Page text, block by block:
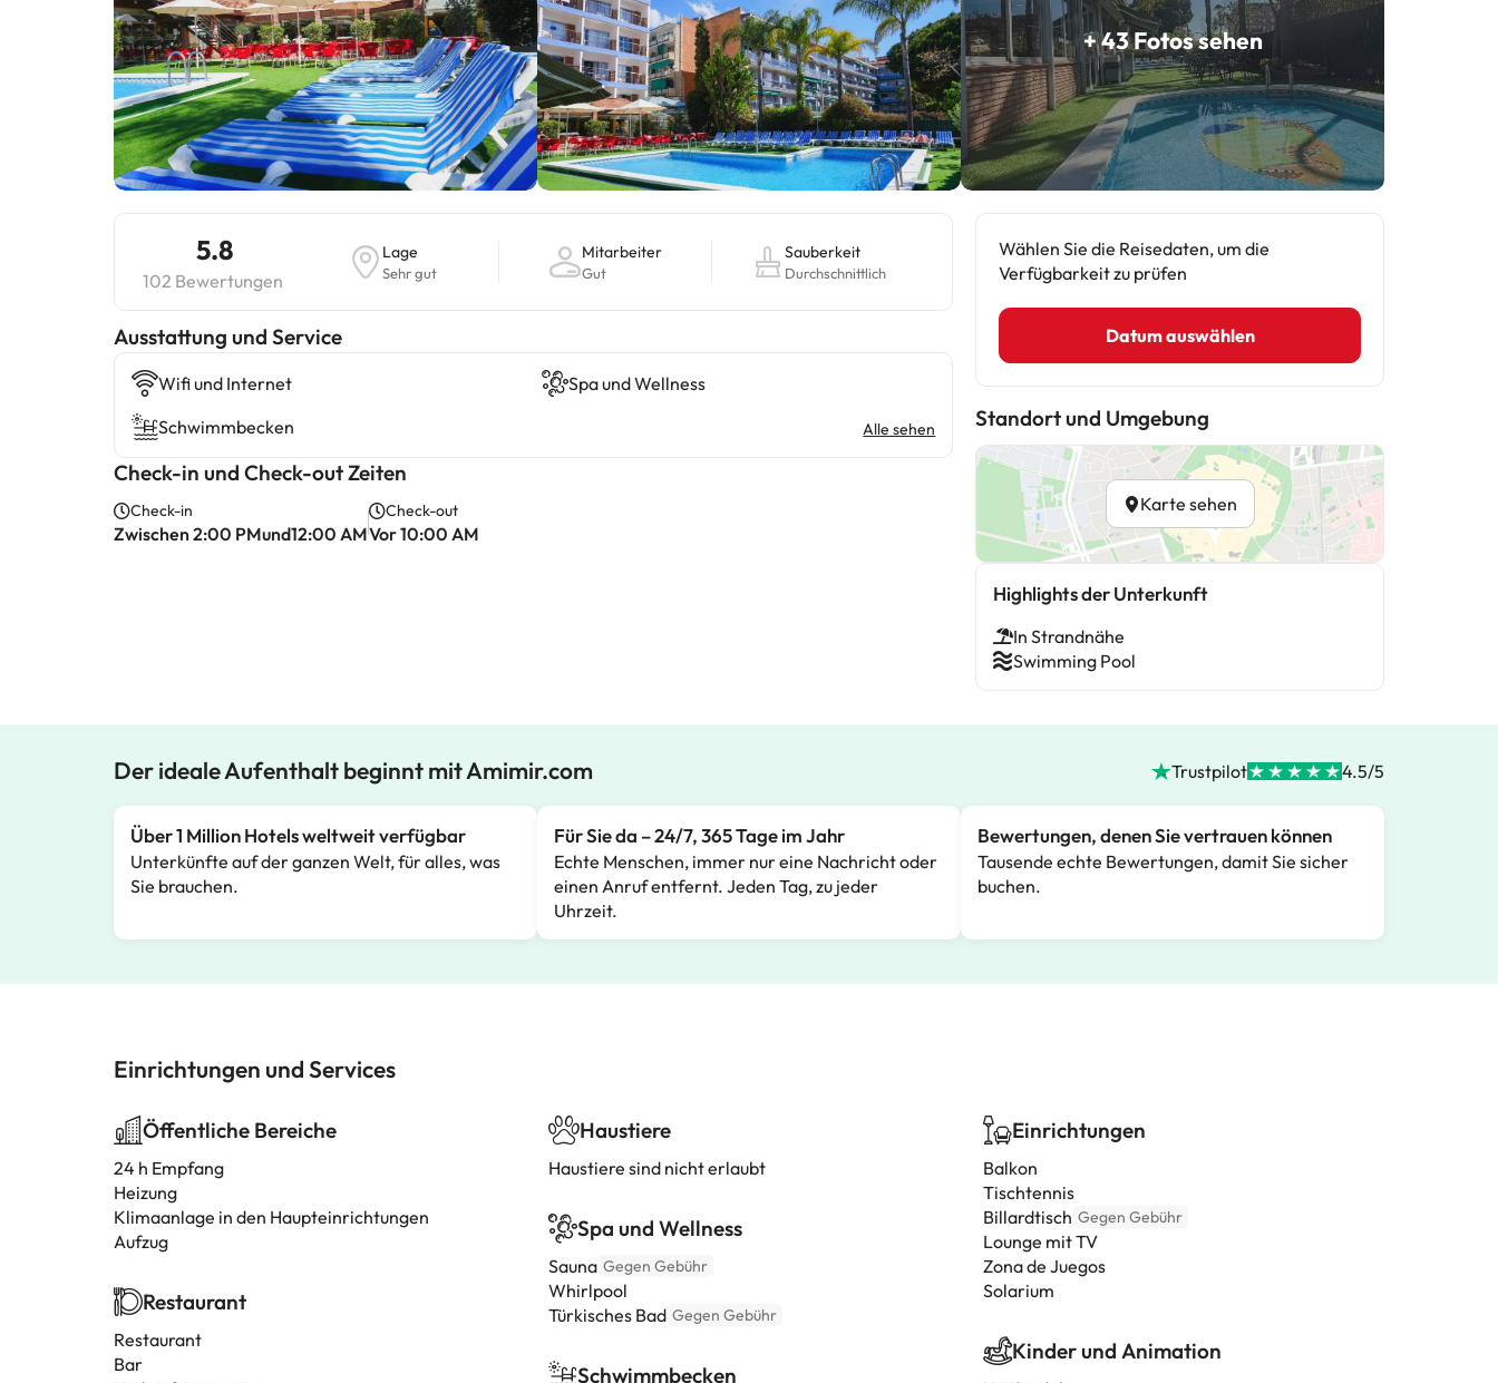
+ 43 Fotos sehen
5.8
102 Bewertungen
Lage
Sehr gut
Mitarbeiter
Gut
Sauberkeit
Durchschnittlich
​Ausstattung und Service
Wifi und Internet
Spa und Wellness
Schwimmbecken
Alle sehen
Check-in und Check-out Zeiten
Check-in
Zwischen 2:00 PMund12:00 AM
Check-out
Vor 10:00 AM
Wählen Sie die Reisedaten, um die
Verfügbarkeit zu prüfen
Datum auswählen
Standort und Umgebung
Karte sehen
Highlights der Unterkunft
In Strandnähe
Swimming Pool
Der ideale Aufenthalt beginnt mit Amimir.com Trustpilot 4.5/5
Über 1 Million Hotels weltweit verfügbar
Unterkünfte auf der ganzen Welt, für alles, was
Sie brauchen.
Für Sie da – 24/7, 365 Tage im Jahr
Echte Menschen, immer nur eine Nachricht oder
einen Anruf entfernt. Jeden Tag, zu jeder
Uhrzeit.
Bewertungen, denen Sie vertrauen können
Tausende echte Bewertungen, damit Sie sicher
buchen.
Einrichtungen und Services
Öffentliche Bereiche
24 h Empfang
Heizung
Klimaanlage in den Haupteinrichtungen
Aufzug
Restaurant
Restaurant
Bar
Haustiere
Haustiere sind nicht erlaubt
Spa und Wellness
Sauna Gegen Gebühr
Whirlpool
Türkisches Bad Gegen Gebühr
Schwimmbecken
Einrichtungen
Balkon
Tischtennis
Billardtisch Gegen Gebühr
Lounge mit TV
Zona de Juegos
Solarium
Kinder und Animation